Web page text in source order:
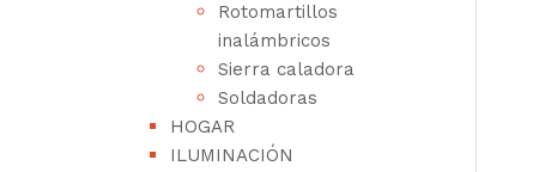
Rotomartillos
inalámbricos
Sierra caladora
Soldadoras
HOGAR
ILUMINACIÓN